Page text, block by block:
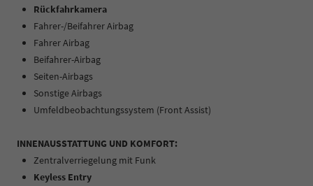
Rückfahrkamera
Fahrer-/Beifahrer Airbag
Fahrer Airbag
Beifahrer-Airbag
Seiten-Airbags
Sonstige Airbags
Umfeldbeobachtungssystem (Front Assist)
INNENAUSSTATTUNG UND KOMFORT:
Zentralverriegelung mit Funk
Keyless Entry